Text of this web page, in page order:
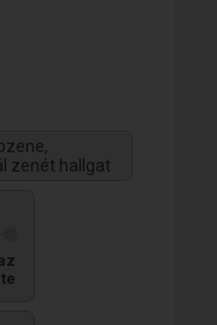
zenét hallgat